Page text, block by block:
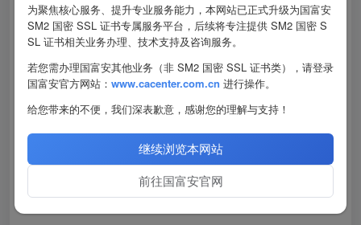
单域名 1,199 元/年
2,999
个人网站/小微企业首选，快速签发
支持主流国密浏览器
为聚焦核心服务、提升专业服务能力，本网站已正式升级为国富安
SM2 国密 SSL 证书专属服务平台，后续将专注提供 SM2 国密 S
SL 证书相关业务办理、技术支持及咨询服务。
若您需办理国富安其他业务（非 SM2 国密 SSL 证书类），请登录
国富安官方网站： www.cacenter.com.cn 进行操作。
给您带来的不便，我们深表歉意，感谢您的理解与支持！
继续浏览本网站
前往国富安官网